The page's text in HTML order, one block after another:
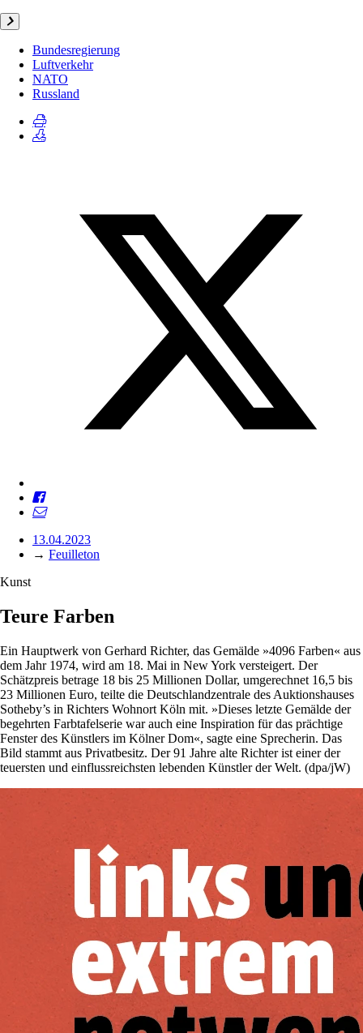
Bundesregierung
Luftverkehr
NATO
Russland
13.04.2023
→ Feuilleton
Kunst
Teure Farben
Ein Hauptwerk von Gerhard Richter, das Gemälde »4096 Farben« aus
dem Jahr 1974, wird am 18. Mai in New York versteigert. Der
Schätzpreis betrage 18 bis 25 Millionen Dollar, umgerechnet 16,5 bis
23 Millionen Euro, teilte die Deutschlandzentrale des Auktionshauses
Sotheby’s in Richters Wohnort Köln mit. »Dieses letzte Gemälde der
begehrten Farbtafelserie war auch eine Inspiration für das prächtige
Fenster des Künstlers im Kölner Dom«, sagte eine Sprecherin. Das
Bild stammt aus Privatbesitz. Der 91 Jahre alte Richter ist einer der
teuersten und einflussreichsten lebenden Künstler der Welt. (dpa/jW)